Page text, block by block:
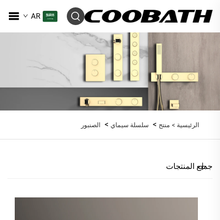
AR
الرئيسية > منتج > سلسلة سيماي > الصنبور
جميع المنتجات